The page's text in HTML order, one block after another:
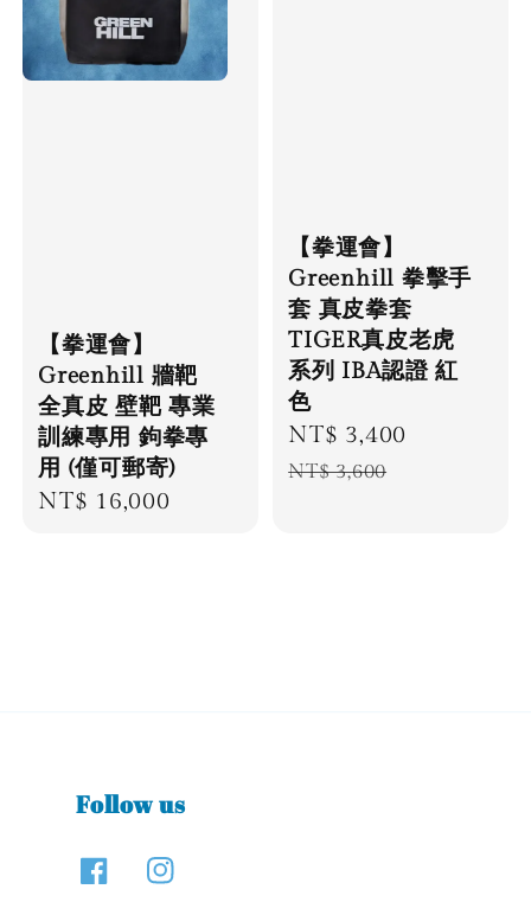
【拳運會】
Greenhill 牆靶
全真皮 壁靶 專業
訓練專用 鉤拳專
用 (僅可郵寄)
Regular
NT$ 16,000
【拳運會】
Greenhill 拳擊手
套 真皮拳套
TIGER真皮老虎
系列 IBA認證 紅
色
Sale
price
NT$ 3,400
NT$ 3,600
Follow us